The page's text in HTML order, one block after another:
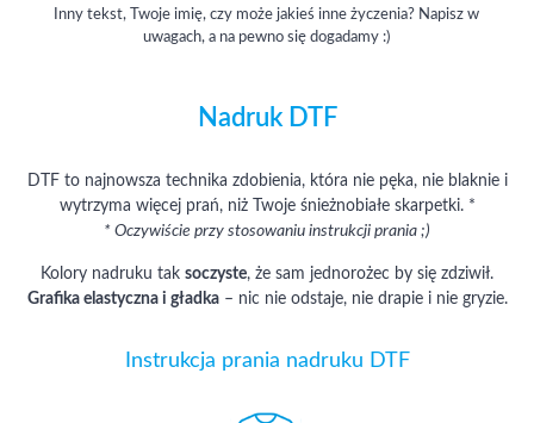
Inny tekst, Twoje imię, czy może jakieś inne życzenia? Napisz w
uwagach, a na pewno się dogadamy :)
Nadruk DTF
DTF to najnowsza technika zdobienia, która nie pęka, nie blaknie i
wytrzyma więcej prań, niż Twoje śnieżnobiałe skarpetki. *
* Oczywiście przy stosowaniu instrukcji prania ;)
Kolory nadruku tak soczyste, że sam jednorożec by się zdziwił.
Grafika elastyczna i gładka– nic nie odstaje, nie drapie i nie gryzie.
Instrukcja prania nadruku DTF